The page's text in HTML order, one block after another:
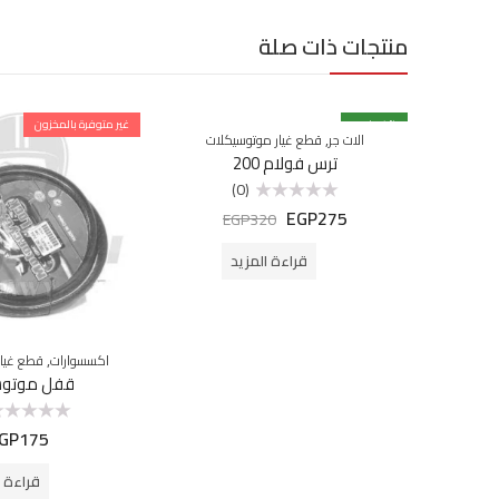
منتجات ذات صلة
14% خصم
غير متوفرة بالمخزون
الات جر,قطع غيار موتوسيكلات
ترس فولام 200
التقييم
(0)
EGP275
EGP320
قراءة المزيد
غير متوفرة بالمخزون
اكسسوارات,قطع
قفل
التقييم175
قراءة